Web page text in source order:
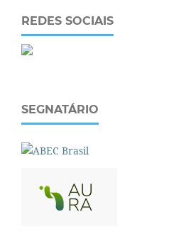
REDES SOCIAIS
SEGNATÁRIO